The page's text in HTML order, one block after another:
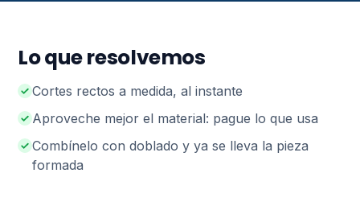
Lo que resolvemos
Cortes rectos a medida, al instante
Aproveche mejor el material: pague lo que usa
Combínelo con doblado y ya se lleva la pieza
formada